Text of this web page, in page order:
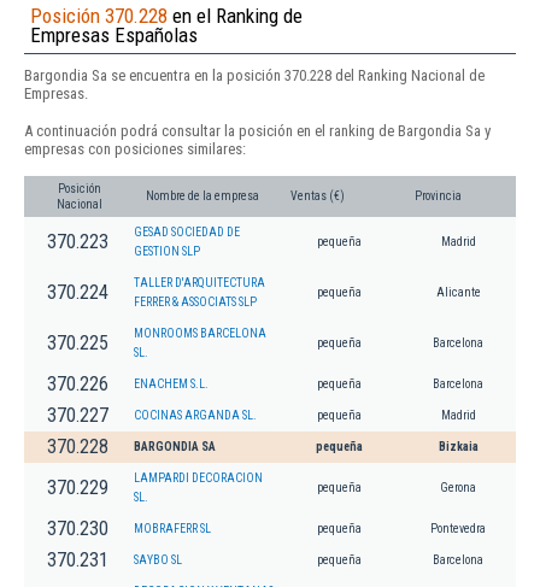
Posición 370.228 en el Ranking de
Empresas Españolas
Bargondia Sa se encuentra en la posición 370.228 del Ranking Nacional de
Empresas.
A continuación podrá consultar la posición en el ranking de Bargondia Sa y
empresas con posiciones similares:
Posición
Nacional
Nombre de la empresa Ventas (€) Provincia
370.223
GESAD SOCIEDAD DE
GESTION SLP
pequeña Madrid
370.224
TALLER D'ARQUITECTURA
FERRER & ASSOCIATS SLP
pequeña Alicante
370.225
MONROOMS BARCELONA
SL.
pequeña Barcelona
370.226 ENACHEM S.L. pequeña Barcelona
370.227 COCINAS ARGANDA SL. pequeña Madrid
370.228 BARGONDIA SA pequeña Bizkaia
370.229
LAMPARDI DECORACION
SL.
pequeña Gerona
370.230 MOBRAFERR SL pequeña Pontevedra
370.231 SAYBO SL pequeña Barcelona